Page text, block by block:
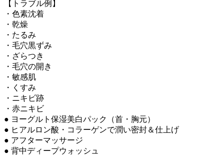
【トラブル例】
・色素沈着
・乾燥
・たるみ
・毛穴黒ずみ
・ざらつき
・毛穴の開き
・敏感肌
・くすみ
・ニキビ跡
・赤ニキビ
● ヨーグルト保湿美白パック（首・胸元）
● ヒアルロン酸・コラーゲンで潤い密封＆仕上げ
● アフターマッサージ
● 背中ディープウォッシュ